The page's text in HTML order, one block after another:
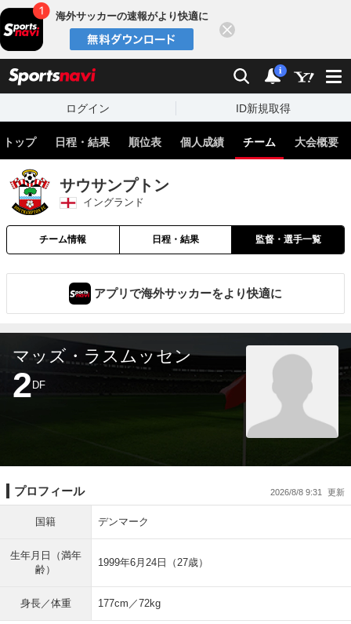
海外サッカーの速報がより快適に
検索 通知
i
ログイン ID新規取得
トップ 日程・結果 順位表 個人成績 チーム 大会概要
サウサンプトン
イングランド
チーム情報 日程・結果 監督・選手一覧
アプリで海外サッカーをより快適に
マッズ・ラスムッセン
2 DF
プロフィール 2026/8/8 9:31
国籍 デンマーク
生年月日（満年
齢）
1999年6月24日（27歳）
身長／体重 177cm／72kg